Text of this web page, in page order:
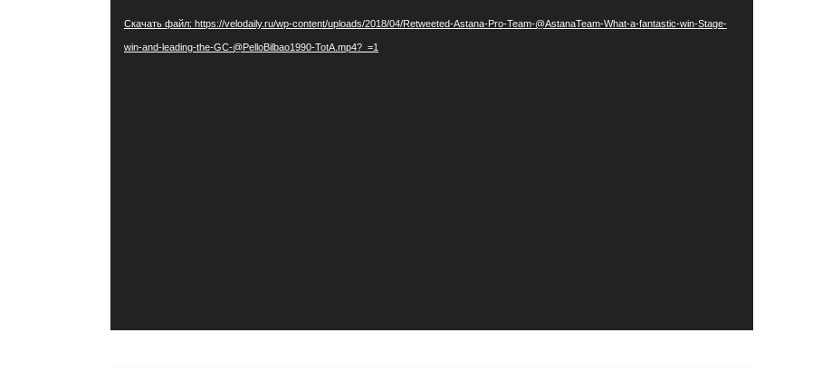
Скачать файл: https://velodaily.ru/wp-content/uploads/2018/04/Retweeted-Astana-Pro-Team-@AstanaTeam-What-a-fantastic-win-Stage-
win-and-leading-the-GC-@PelloBilbao1990-TotA.mp4?_=1